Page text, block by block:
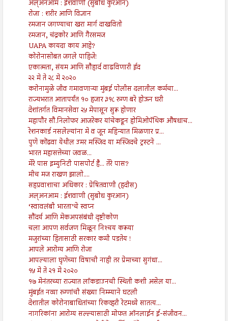
अल्अनआम : ईशवाणी (सुबोध कुरआन)
रोजा : शरीर आणि विज्ञान
रमजान जगण्याचा खरा मार्ग दाखवितो
रमजान, चंद्रकोर आणि गैरसमज
UAPA कायदा काय आहे?
कोरोनासोबत जगले पाहिजे!
एकात्मता, संयम आणि सौहार्द वाढविणारी ईद
२२ मे ते २८ मे २०२०
करोनामुळे जीव गमावणाऱ्या मुंबई पोलीस दलातील कर्मचा...
राज्यभरात आतापर्यंत १० हजार ३१८ रुग्ण बरे होऊन घरी
देशांतर्गत विमानसेवा २५ मेपासून सुरू होणार
महापौर सौ.निलोफर आजरेकर यांचेकडून होमिओपॅथिक औषधाच...
रेशनकार्ड नसलेल्यांना मे व जून महिन्यात मिळणार प्र...
पुणे कोंढवा येथील उमर मस्जिद या मस्जिदचे ट्रस्टने ...
भारत महासत्तेच्या जवळ...
मेरे पास इम्युनिटी पासपोर्ट है... तेरे पास?
मीच मज राखण झालो....
सहप्रवाशाचा अधिकार : प्रेषितवाणी (हदीस)
अल्अनआम : ईशवाणी (सुबोध कुरआन)
‘स्वावलंबी भारता’चे स्वप्न
सौंदर्य आणि मेकअपसंबंधी दृष्टीकोण
चला आपण सर्वजण मिळून निश्‍चय करूया
मजुरांच्या हितासाठी सरकार कमी पडतेय !
आपले आरोग्य आणि रोजा
आपल्याला घृणेच्या विषाची नाही तर प्रेमाच्या सुगंधा...
१५ मे ते २१ मे २०२०
१७ मेनंतरच्या राज्यात लॉकडाउनची स्थिती कशी असेल या...
मुंबईत नव्या रुग्णांची संख्या निम्म्याने घटली
देशातील कोरोनाबाधितांच्या रिकव्हरी रेटमध्ये सातत्य...
नागरिकांना आरोग्य सल्ल्यासाठी मोफत ऑनलाईन ई-संजीवन...